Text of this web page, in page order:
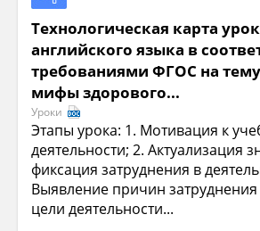
Технологическая карта
английского языка в
требованиями ФГОС на
мифы здорового...
Уроки
Этапы урока: 1. Мотивация к
деятельности; 2. Актуализация
фиксация затруднения в
Выявление причин
цели деятельности...